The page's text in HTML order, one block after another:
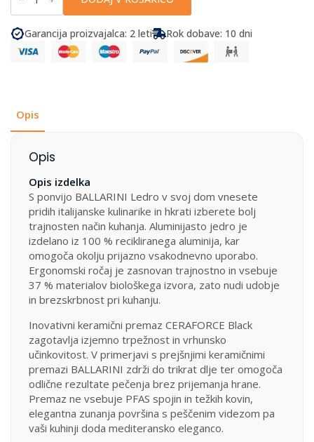
Ponev
Ledro
količina
Garancija proizvajalca: 2 leti Rok dobave: 10 dni
Opis
Opis
Opis izdelka
S ponvijo BALLARINI Ledro v svoj dom vnesete
pridih italijanske kulinarike in hkrati izberete bolj
trajnosten način kuhanja. Aluminijasto jedro je
izdelano iz 100 % recikliranega aluminija, kar
omogoča okolju prijazno vsakodnevno uporabo.
Ergonomski ročaj je zasnovan trajnostno in vsebuje
37 % materialov biološkega izvora, zato nudi udobje
in brezskrbnost pri kuhanju.
Inovativni keramični premaz CERAFORCE Black
zagotavlja izjemno trpežnost in vrhunsko
učinkovitost. V primerjavi s prejšnjimi keramičnimi
premazi BALLARINI zdrži do trikrat dlje ter omogoča
odlične rezultate pečenja brez prijemanja hrane.
Premaz ne vsebuje PFAS spojin in težkih kovin,
elegantna zunanja površina s peščenim videzom pa
vaši kuhinji doda mediteransko eleganco.